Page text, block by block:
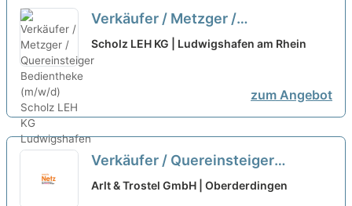
Verkäufer / Metzger /
Quereinsteiger Bedientheke
(m/w/d)
Scholz LEH KG | Ludwigshafen am Rhein
zum Angebot
Verkäufer / Quereinsteiger
Frischetheke (m/w/d) Vollzeit /
Arlt & Trostel GmbH | Oberderdingen